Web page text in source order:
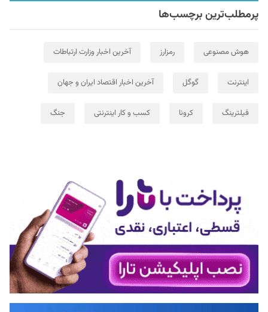
پرمطلب‌ترین برچسب‌ها
هوش مصنوعی رمزارز آخرین اخبار وزارت ارتباطات
اینترنت گوگل آخرین اخبار اقتصاد ایران و جهان
فیلترینگ کرونا کسب و کار اینترنتی جنگ